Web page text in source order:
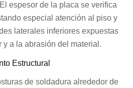
espesor de la placa se verifica
especial atención al piso y
laterales inferiores expuestas
a la abrasión del material.
Estructural
de soldadura alrededor de